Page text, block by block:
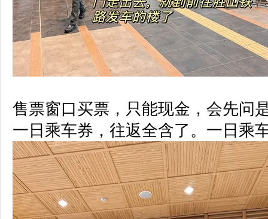
售票窗口买票，只能现金，会先问
一日乘车券，往返全含了。 一日乘